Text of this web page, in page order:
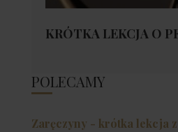
KRÓTKA LEKCJA O
POLECAMY
Zaręczyny - krótka lekcja